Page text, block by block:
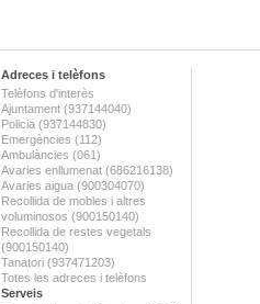
Adreces i telèfons
Telèfons d'interès
Ajuntament (937144040)
Policia (937144830)
Emergències (112)
Ambulàncies (061)
Avaries enllumenat (686216138)
Avaries aigua (900304070)
Recollida de mobles i altres
voluminosos (900150140)
Recollida de restes vegetals
(900150140)
Tanatori (937471203)
Totes les adreces i telèfons
Serveis